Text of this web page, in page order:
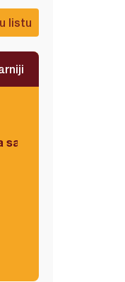
listu